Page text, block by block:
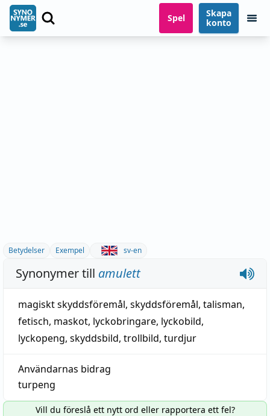
Spel
Skapa
konto
Betydelser Exempel sv-en
Synonymer till amulett
magiskt skyddsföremål, skyddsföremål, talisman,
fetisch, maskot, lyckobringare, lyckobild,
lyckopeng, skyddsbild, trollbild, turdjur
Användarnas bidrag
turpeng
Vill du föreslå ett nytt ord eller rapportera ett fel?